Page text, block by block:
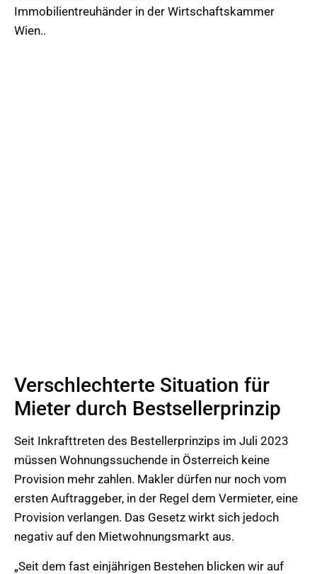
Immobilientreuhänder in der Wirtschaftskammer
Wien..
Verschlechterte Situation für
Mieter durch Bestsellerprinzip
Seit Inkrafttreten des Bestellerprinzips im Juli 2023
müssen Wohnungssuchende in Österreich keine
Provision mehr zahlen. Makler dürfen nur noch vom
ersten Auftraggeber, in der Regel dem Vermieter, eine
Provision verlangen. Das Gesetz wirkt sich jedoch
negativ auf den Mietwohnungsmarkt aus.
„Seit dem fast einjährigen Bestehen blicken wir auf